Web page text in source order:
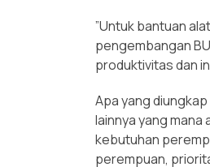
”Untuk bantuan
pengembangan
produktivitas dan
Apa yang
lainnya yang
kebutuhan
perempuan,